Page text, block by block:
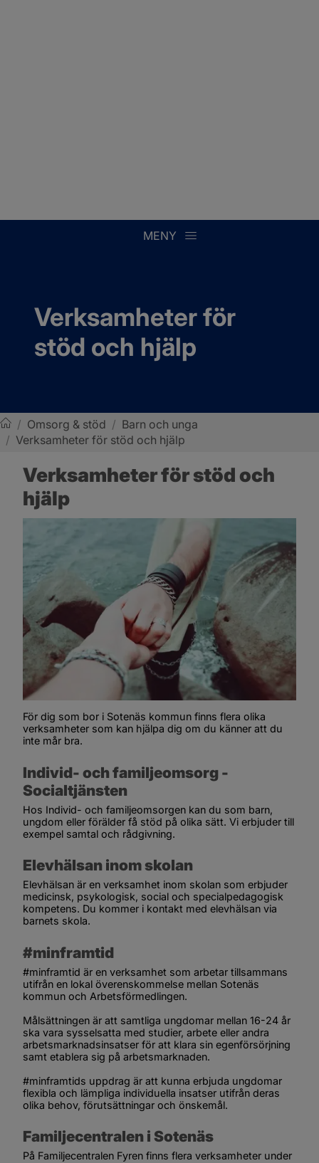
MENY
Verksamheter för
stöd och hjälp
Sotenäs kommun
/ Omsorg & stöd / Barn och unga
/ Verksamheter för stöd och hjälp
Verksamheter för stöd och
hjälp
För dig som bor i Sotenäs kommun finns flera olika
verksamheter som kan hjälpa dig om du känner att du
inte mår bra.
Individ- och familjeomsorg -
Socialtjänsten
Hos Individ- och familjeomsorgen kan du som barn,
ungdom eller förälder få stöd på olika sätt. Vi erbjuder till
exempel samtal och rådgivning.
Elevhälsan inom skolan
Elevhälsan är en verksamhet inom skolan som erbjuder
medicinsk, psykologisk, social och specialpedagogisk
kompetens. Du kommer i kontakt med elevhälsan via
barnets skola.
#minframtid
#minframtid är en verksamhet som arbetar tillsammans
utifrån en lokal överenskom­melse mellan Sotenäs
kommun och Arbetsförmedlingen.
Målsättningen är att samtliga ung­domar mellan 16-24 år
ska vara sysselsatta med studier, arbete el­ler andra
arbetsmarknadsinsatser för att klara sin egenförsörjning
samt etablera sig på arbetsmarknaden.
#minframtids uppdrag är att kunna erbjuda ungdomar
flexibla och lämpliga individuella insatser utifrån deras
olika behov, förutsättningar och önskemål.
Familjecentralen i Sotenäs
På Familjecentralen Fyren finns flera verksamheter under